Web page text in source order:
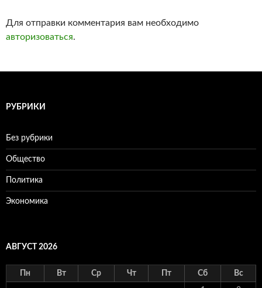
Для отправки комментария вам необходимо
авторизоваться.
РУБРИКИ
Без рубрики
Общество
Политика
Экономика
АВГУСТ 2026
Пн Вт Ср Чт Пт Сб Вс